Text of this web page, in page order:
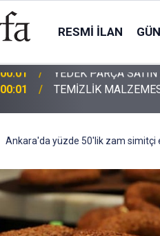
RESMI İLAN
00:01 TEMİZLİK
Ankara'da yüzde 50'lik zam simitçi